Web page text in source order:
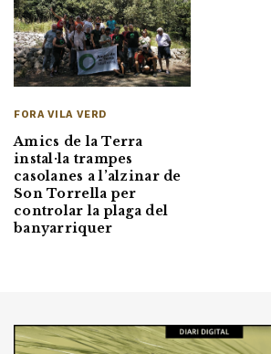
FORA VILA VERD
Amics de la Terra
instal·la trampes
casolanes a l’alzinar de
Son Torrella per
controlar la plaga del
banyarriquer